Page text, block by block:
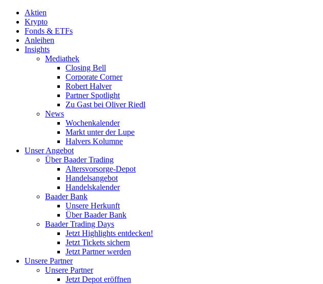
Aktien
Krypto
Fonds & ETFs
Anleihen
Insights
Mediathek
Closing Bell
Corporate Corner
Robert Halver
Partner Spotlight
Zu Gast bei Oliver Riedl
News
Wochenkalender
Markt unter der Lupe
Halvers Kolumne
Unser Angebot
Über Baader Trading
Altersvorsorge-Depot
Handelsangebot
Handelskalender
Baader Bank
Unsere Herkunft
Über Baader Bank
Baader Trading Days
Jetzt Highlights entdecken!
Jetzt Tickets sichern
Jetzt Partner werden
Unsere Partner
Unsere Partner
Jetzt Depot eröffnen